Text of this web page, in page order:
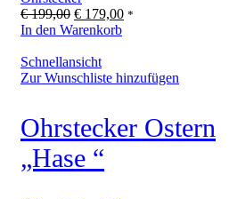
€199,00 Ursprünglicher
Preis
€ 199,00
€ 179,00Aktueller
*
In den Warenkorb
Schnellansicht
Zur Wunschliste hinzufügen
Ohrstecker Ostern
„Hase “